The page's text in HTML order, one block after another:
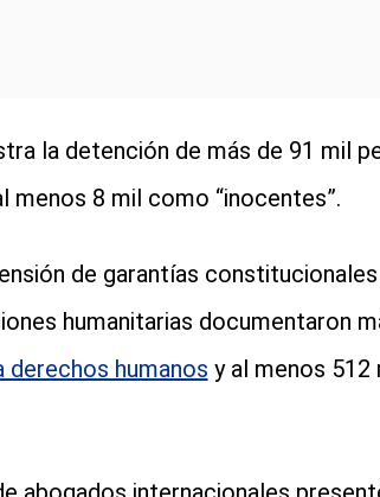
la detención de más de 91 mil
menos 8 mil como “inocentes”.
de garantías
humanitarias documentaron
derechos humanos y al menos 512